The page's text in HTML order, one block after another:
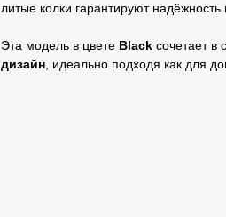
литые колки гарантируют
Эта модель в цвете Black сочетает в
дизайн, идеально подходя как для